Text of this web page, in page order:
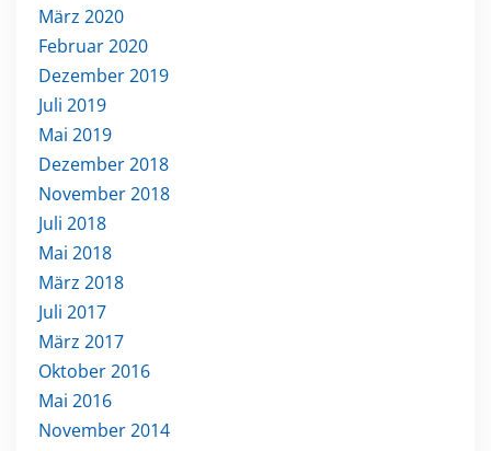
März 2020
Februar 2020
Dezember 2019
Juli 2019
Mai 2019
Dezember 2018
November 2018
Juli 2018
Mai 2018
März 2018
Juli 2017
März 2017
Oktober 2016
Mai 2016
November 2014